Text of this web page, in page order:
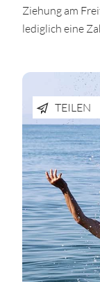
Ziehung am
lediglich eine
TEILEN